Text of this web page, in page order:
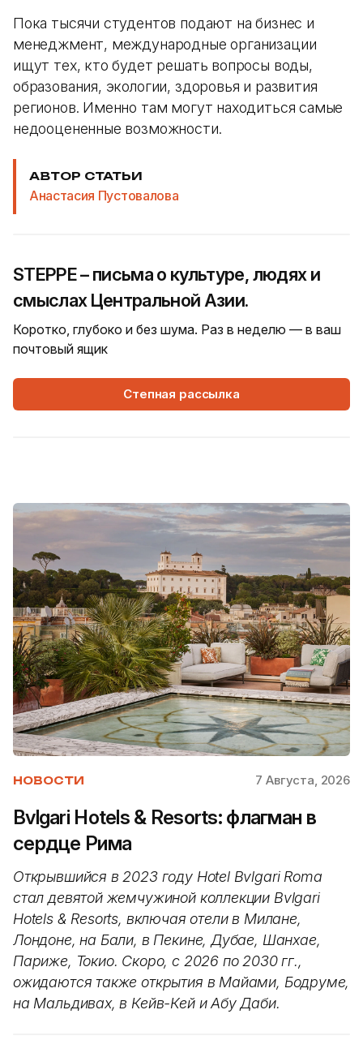
Пока тысячи студентов подают на бизнес и
менеджмент, международные организации
ищут тех, кто будет решать вопросы воды,
образования, экологии, здоровья и развития
регионов. Именно там могут находиться самые
недооцененные возможности.
АВТОР СТАТЬИ
Анастасия Пустовалова
STEPPE – письма о культуре, людях и
смыслах Центральной Азии.
Коротко, глубоко и без шума. Раз в неделю — в ваш
почтовый ящик
Степная рассылка
НОВОСТИ 7 Августа, 2026
Bvlgari Hotels & Resorts: флагман в
сердце Рима
Открывшийся в 2023 году Hotel Bvlgari Roma
стал девятой жемчужиной коллекции Bvlgari
Hotels & Resorts, включая отели в Милане,
Лондоне, на Бали, в Пекине, Дубае, Шанхае,
Париже, Токио. Скоро, с 2026 по 2030 гг.,
ожидаются также открытия в Майами, Бодруме,
на Мальдивах, в Кейв-Кей и Абу Даби.